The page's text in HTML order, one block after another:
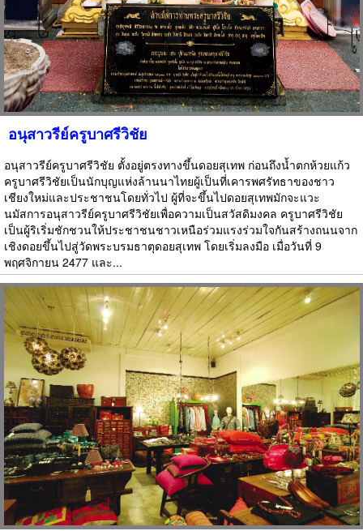
อนุสาวรีย์ครูบาศรีวิชัย
อนุสาวรีย์ครูบาศรีวิชัย ตั้งอยู่ตรงทางขึ้นดอยสุเทพ ก่อนถึงน้ำตกห้วยแก้ว
ครูบาศรีวิชัยเป็นนักบุญแห่งล้านนาไทยผู้เป็นที่เคารพศรัทธาของชาว
เชียงใหม่และประชาชนโดยทั่วไป ผู้ที่จะขึ้นไปดอยสุเทพมักจะแวะ
นมัสการอนุสาวรีย์ครูบาศรีวิชัยเพื่อความเป็นสวัสดิมงคล ครูบาศรีวิชัย
เป็นผู้ริเริ่มชักชวนให้ประชาชนชาวเหนือร่วมแรงร่วมใจกันสร้างถนนจาก
เชิงดอยขึ้นไปสู่วัดพระบรมธาตุดอยสุเทพ โดยเริ่มลงมือ เมื่อวันที่ 9
พฤศจิกายน 2477 และ...